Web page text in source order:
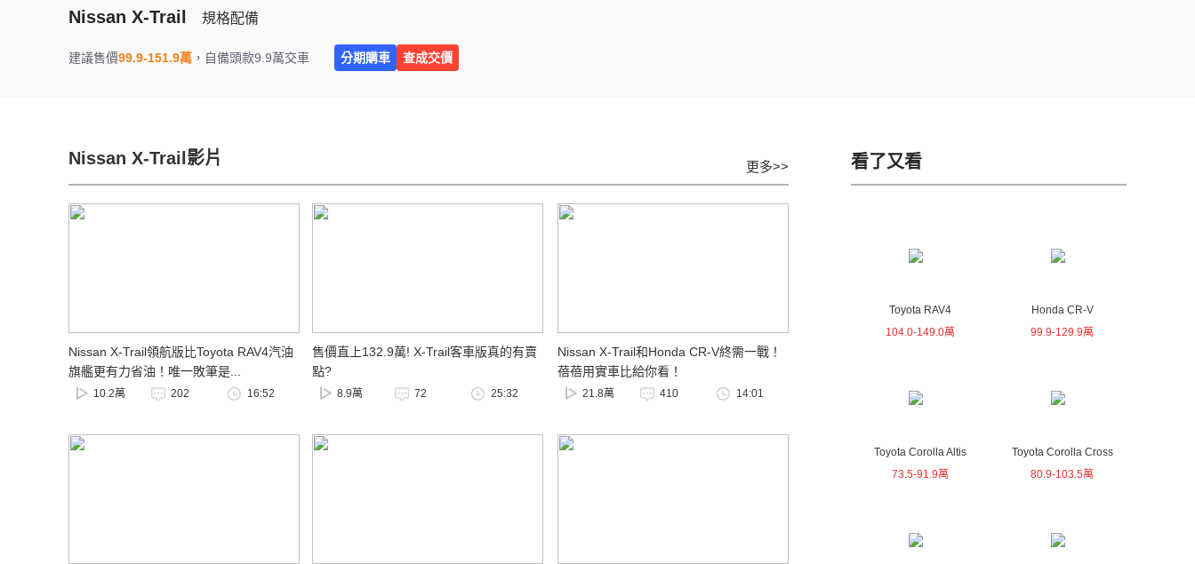
Nissan X-Trail 規格配備
建議售價99.9-151.9萬 ， 自備頭款9.9萬交車 分期購車 查成交價
Nissan X-Trail影片 更多>>
Nissan X-Trail領航版比Toyota RAV4汽油
旗艦更有力省油！唯一敗筆是...
10.2萬 202 16:52
售價直上132.9萬! X-Trail客車版真的有賣
點?
8.9萬 72 25:32
Nissan X-Trail和Honda CR-V終需一戰！
蓓蓓用實車比給你看！
21.8萬 410 14:01
看了又看
Toyota RAV4
104.0-149.0萬
Honda CR-V
99.9-129.9萬
Toyota Corolla Altis
73.5-91.9萬
Toyota Corolla Cross
80.9-103.5萬